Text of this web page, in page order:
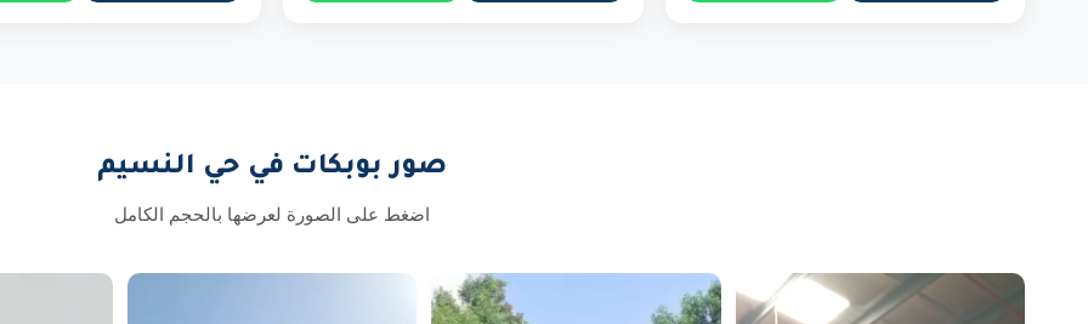
صور بوبكات في حي النسيم
اضغط على الصورة لعرضها بالحجم الكامل